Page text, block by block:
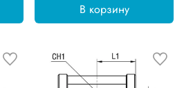
В корзину